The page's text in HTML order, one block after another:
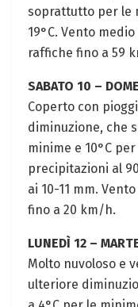
soprattutto per le
19°C. Vento
raffiche fino a 59
SABATO 10 –
Coperto con
diminuzione, che
minime e 10°C
precipitazioni al
ai 10-11 mm.
fino a 20 km/h.
LUNEDÌ 12 –
Molto nuvoloso e
ulteriore